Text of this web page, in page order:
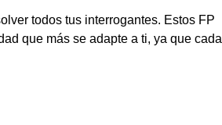
todos tus interrogantes. Estos FP
que más se adapte a ti, ya que cada